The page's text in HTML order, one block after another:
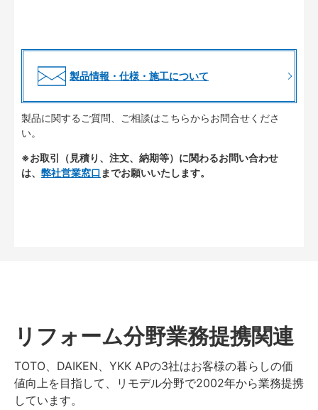
製品情報・仕様・施工について
製品に関するご質問、ご相談はこちらからお問合せくださ
い。
※お取引（見積り、注文、納期等）に関わるお問い合わせ
は、 弊社営業窓口 までお願いいたします。
リフォーム分野業務提携関連
TOTO、DAIKEN、YKK APの3社はお客様の暮らしの価
値向上を目指して、リモデル分野で2002年から業務提携
しています。